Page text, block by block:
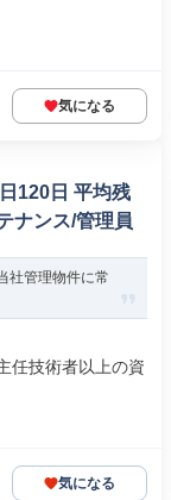
気になる
120日 平均残
ナンス/管理員
社管理物件に常
任技術者以上の資
気になる